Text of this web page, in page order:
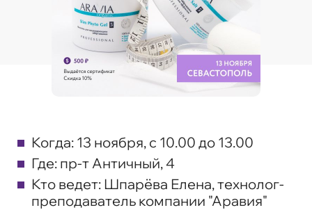
Когда: 13 ноября, с 10.00 до 13.00
Где: пр-т Античный, 4
Кто ведет: Шпарёва Елена, технолог-
преподаватель компании "Аравия"